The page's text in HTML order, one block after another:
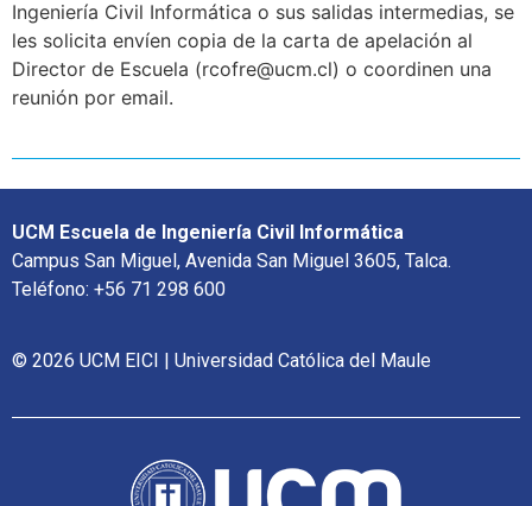
Ingeniería Civil Informática o sus salidas intermedias, se
les solicita envíen copia de la carta de apelación al
Director de Escuela (rcofre@ucm.cl) o coordinen una
reunión por email.
UCM Escuela de Ingeniería Civil Informática
Campus San Miguel, Avenida San Miguel 3605, Talca.
Teléfono: +56 71 298 600
© 2026 UCM EICI | Universidad Católica del Maule